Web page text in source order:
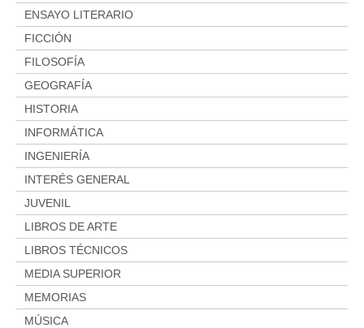
ENSAYO LITERARIO
FICCIÓN
FILOSOFÍA
GEOGRAFÍA
HISTORIA
INFORMÁTICA
INGENIERÍA
INTERÉS GENERAL
JUVENIL
LIBROS DE ARTE
LIBROS TÉCNICOS
MEDIA SUPERIOR
MEMORIAS
MÚSICA